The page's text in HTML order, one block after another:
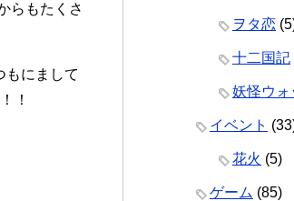
らもたくさ
もにまして
！
ヲタ恋
十二国記
妖怪ウォ
イベント
花火 (5)
ゲーム (85)